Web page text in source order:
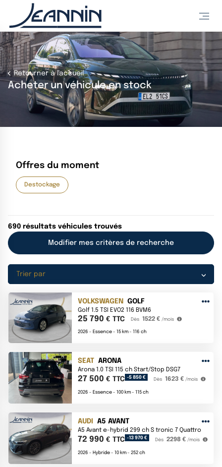
Retourner à l'accueil
Acheter un véhicule en stock
Offres du moment
Destockage
690 résultats véhicules trouvés
Modifier mes critères de recherche
Trier par
VOLKSWAGEN GOLF
Golf 1.5 TSI EVO2 116 BVM6
25 790 € TTC Dès 1522 € /mois
2026 - Essence - 15 km - 116 ch
SEAT ARONA
Arona 1.0 TSI 115 ch Start/Stop DSG7
27 500 € TTC -5 850 € Dès 1623 € /mois
2026 - Essence - 100 km - 115 ch
AUDI A5 AVANT
A5 Avant e-hybrid 299 ch S tronic 7 Quattro
72 990 € TTC -13 970 € Dès 2298 € /mois
2026 - Hybride - 10 km - 252 ch